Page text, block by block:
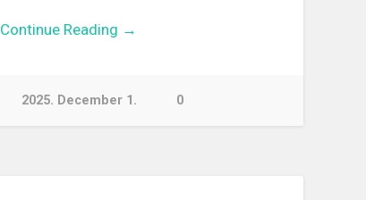
Continue Reading →
2025. December 1. 0